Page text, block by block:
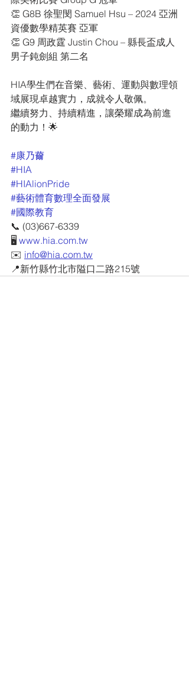
👏 G8B 徐聖閔 Samuel Hsu – 2024 亞洲
資優數學精英賽 亞軍
👏 G9 周政霆 Justin Chou – 縣長盃成人
男子鈍劍組 第二名
HIA學生們在音樂、藝術、運動與數理領
域展現卓越實力，成就令人敬佩。
繼續努力、持續精進，讓榮耀成為前進
的動力！🌟
#康乃薾
#HIA
#HIAlionPride
#藝術體育數理全面發展
#國際教育
📞 (03)667-6339
🖥 www.hia.com.tw
✉️ info@hia.com.tw
📍新竹縣竹北市隘口二路215號